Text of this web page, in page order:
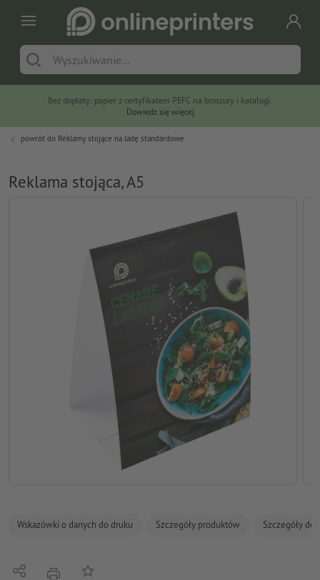
Bez dopłaty: papier z certyfikatem PEFC na broszury i katalogi.
Dowiedz się więcej
powrót do Reklamy stojące na ladę standardowe
Reklama stojąca, A5
Wskazówki o danych do druku Szczegóły produktów Szczegóły
UdostępnijNacisnąćDo listy obserwowanych